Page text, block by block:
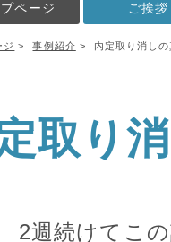
プページ ご挨拶
ジ 事例紹介 内定取り消し
取り
週続けてこの